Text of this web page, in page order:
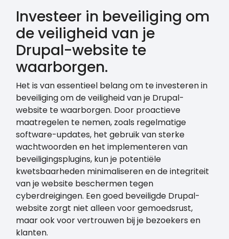
Investeer in beveiliging om
de veiligheid van je
Drupal-website te
waarborgen.
Het is van essentieel belang om te investeren in
beveiliging om de veiligheid van je Drupal-
website te waarborgen. Door proactieve
maatregelen te nemen, zoals regelmatige
software-updates, het gebruik van sterke
wachtwoorden en het implementeren van
beveiligingsplugins, kun je potentiële
kwetsbaarheden minimaliseren en de integriteit
van je website beschermen tegen
cyberdreigingen. Een goed beveiligde Drupal-
website zorgt niet alleen voor gemoedsrust,
maar ook voor vertrouwen bij je bezoekers en
klanten.